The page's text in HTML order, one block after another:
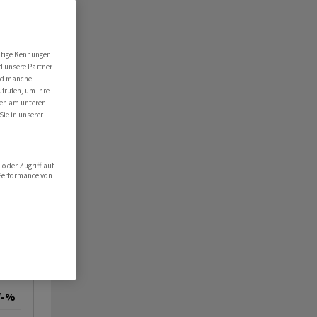
%
Kennungen
unsere Partner
manche
um Ihre
am unteren
in unserer
oder Zugriff auf
von